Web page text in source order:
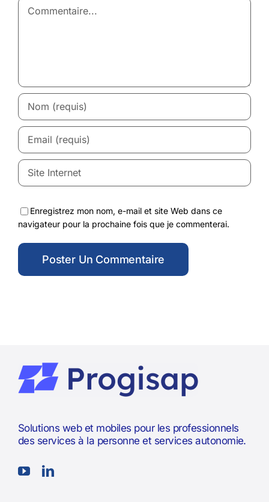
Commentaire
Enregistrez mon nom, e-mail et site Web dans ce
navigateur pour la prochaine fois que je commenterai.
Solutions web et mobiles pour les professionnels
des services à la personne et services autonomie.